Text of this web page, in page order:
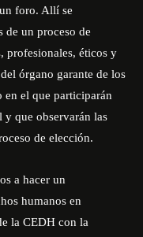
foro. Allí se
de un proceso de
profesionales, éticos y
órgano garante de los
en el que participarán
y que observarán las
de elección.
a hacer un
humanos en
la CEDH con la